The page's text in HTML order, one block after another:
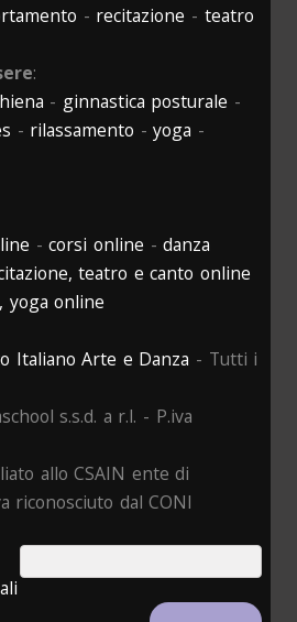
- recitazione - teatro
:
- ginnastica posturale -
- rilassamento -yoga -
-corsi online -danza
teatro e canto online
yoga online
Italiano Arte e Danza - Tutti i
s.s.d. a r.l. - P.iva
allo CSAIN ente di
riconosciuto dal CONI